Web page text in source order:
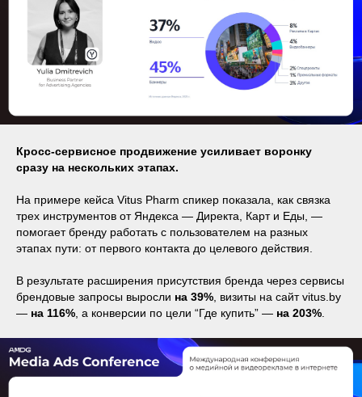
Кросс-сервисное продвижение усиливает воронку
сразу на нескольких этапах.
На примере кейса Vitus Pharm спикер показала, как связка
трех инструментов от Яндекса — Директа, Карт и Еды, —
помогает бренду работать с пользователем на разных
этапах пути: от первого контакта до целевого действия.
В результате расширения присутствия бренда через сервисы
брендовые запросы выросли на 39% , визиты на сайт vitus.by
— на 116% , а конверсии по цели “Где купить” — на 203%